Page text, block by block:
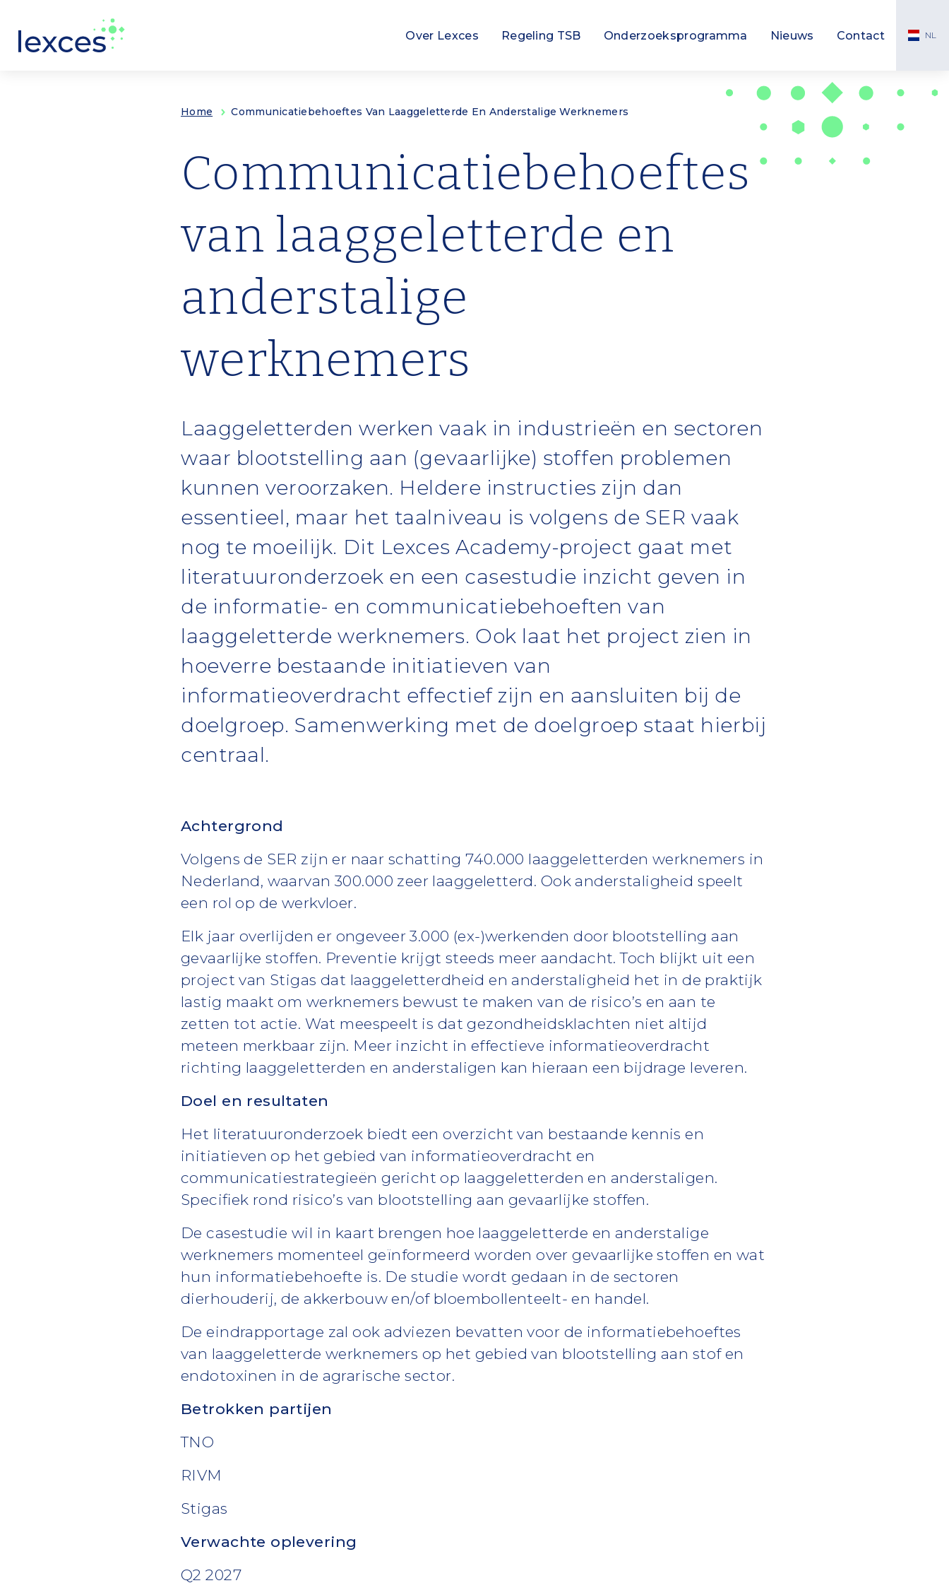
Over Lexces Regeling TSB Onderzoeksprogramma Nieuws Contact
Home Communicatiebehoeftes Van Laaggeletterde En Anderstalige Werknemers
Communicatiebehoeftes
van laaggeletterde en
anderstalige
werknemers
Laaggeletterden werken vaak in industrieën en sectoren
waar blootstelling aan (gevaarlijke) stoffen problemen
kunnen veroorzaken. Heldere instructies zijn dan
essentieel, maar het taalniveau is volgens de SER vaak
nog te moeilijk. Dit Lexces Academy-project gaat met
literatuuronderzoek en een casestudie inzicht geven in
de informatie- en communicatiebehoeften van
laaggeletterde werknemers. Ook laat het project zien in
hoeverre bestaande initiatieven van
informatieoverdracht effectief zijn en aansluiten bij de
doelgroep. Samenwerking met de doelgroep staat hierbij
centraal.
Achtergrond
Volgens de SER zijn er naar schatting 740.000 laaggeletterden werknemers in
Nederland, waarvan 300.000 zeer laaggeletterd. Ook anderstaligheid speelt
een rol op de werkvloer.
Elk jaar overlijden er ongeveer 3.000 (ex-)werkenden door blootstelling aan
gevaarlijke stoffen. Preventie krijgt steeds meer aandacht. Toch blijkt uit een
project van Stigas dat laaggeletterdheid en anderstaligheid het in de praktijk
lastig maakt om werknemers bewust te maken van de risico’s en aan te
zetten tot actie. Wat meespeelt is dat gezondheidsklachten niet altijd
meteen merkbaar zijn. Meer inzicht in effectieve informatieoverdracht
richting laaggeletterden en anderstaligen kan hieraan een bijdrage leveren.
Doel en resultaten
Het literatuuronderzoek biedt een overzicht van bestaande kennis en
initiatieven op het gebied van informatieoverdracht en
communicatiestrategieën gericht op laaggeletterden en anderstaligen.
Specifiek rond risico’s van blootstelling aan gevaarlijke stoffen.
De casestudie wil in kaart brengen hoe laaggeletterde en anderstalige
werknemers momenteel geïnformeerd worden over gevaarlijke stoffen en wat
hun informatiebehoefte is. De studie wordt gedaan in de sectoren
dierhouderij, de akkerbouw en/of bloembollenteelt- en handel.
De eindrapportage zal ook adviezen bevatten voor de informatiebehoeftes
van laaggeletterde werknemers op het gebied van blootstelling aan stof en
endotoxinen in de agrarische sector.
Betrokken partijen
TNO
RIVM
Stigas
Verwachte oplevering
Q2 2027